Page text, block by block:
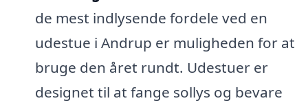
de mest indlysende fordele ved en
udestue i Andrup er muligheden for at
bruge den året rundt. Udestuer er
designet til at fange sollys og bevare